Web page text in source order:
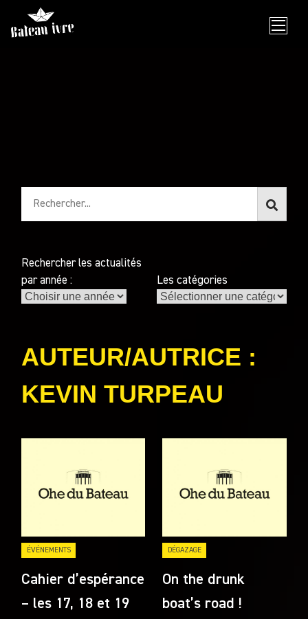
content
Rechercher les actualités
par année :
Les catégories
Les
AUTEUR/AUTRICE :
KEVIN TURPEAU
ÉVÉNEMENTS
Cahier d’espérance
– les 17, 18 et 19
DÉGAZAGE
On the drunk
boat’s road !